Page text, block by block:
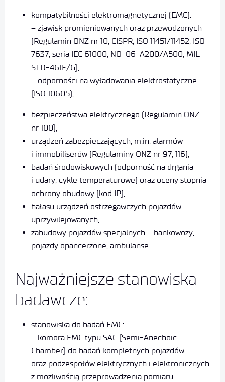
kompatybilności elektromagnetycznej (EMC):
– zjawisk promieniowanych oraz przewodzonych
(Regulamin ONZ nr 10, CISPR, ISO 11451/11452, ISO
7637, seria IEC 61000, NO-06-A200/A500, MIL-
STD-461F/G),
– odporności na wyładowania elektrostatyczne
(ISO 10605),
bezpieczeństwa elektrycznego (Regulamin ONZ
nr 100),
urządzeń zabezpieczających, m.in. alarmów
i immobiliserów (Regulaminy ONZ nr 97, 116),
badań środowiskowych (odporność na drgania
i udary, cykle temperaturowe) oraz oceny stopnia
ochrony obudowy (kod IP),
hałasu urządzeń ostrzegawczych pojazdów
uprzywilejowanych,
zabudowy pojazdów specjalnych – bankowozy,
pojazdy opancerzone, ambulanse.
Najważniejsze stanowiska
badawcze:
stanowiska do badań EMC:
– komora EMC typu SAC (Semi-Anechoic
Chamber) do badań kompletnych pojazdów
oraz podzespołów elektrycznych i elektronicznych
z możliwością przeprowadzenia pomiaru